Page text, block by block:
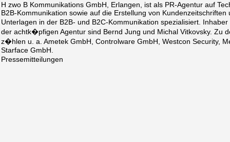
H zwo B Kommunikations GmbH, Erlangen, ist als PR-Agentur auf
B2B-Kommunikation sowie auf die Erstellung von Kundenzeitschriften
Unterlagen in der B2B- und B2C-Kommunikation spezialisiert.
der achtk�pfigen Agentur sind Bernd Jung und Michal Vitkovsky. Zu
z�hlen u. a. Ametek GmbH, Controlware GmbH, Westcon Security,
Starface GmbH.
Pressemitteilungen